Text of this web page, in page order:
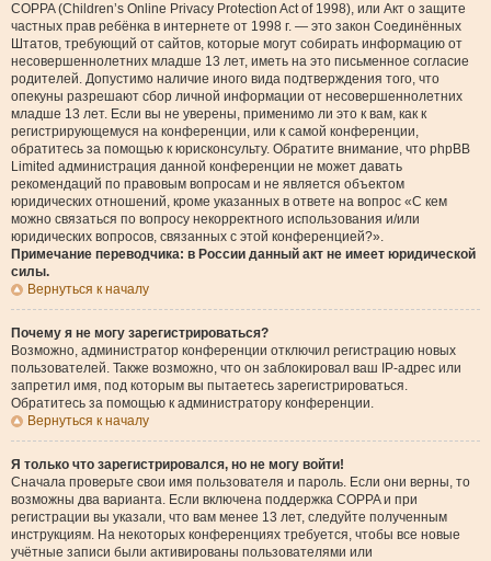
COPPA (Children’s Online Privacy Protection Act of 1998), или Акт о защите
частных прав ребёнка в интернете от 1998 г. — это закон Соединённых
Штатов, требующий от сайтов, которые могут собирать информацию от
несовершеннолетних младше 13 лет, иметь на это письменное согласие
родителей. Допустимо наличие иного вида подтверждения того, что
опекуны разрешают сбор личной информации от несовершеннолетних
младше 13 лет. Если вы не уверены, применимо ли это к вам, как к
регистрирующемуся на конференции, или к самой конференции,
обратитесь за помощью к юрисконсульту. Обратите внимание, что phpBB
Limited администрация данной конференции не может давать
рекомендаций по правовым вопросам и не является объектом
юридических отношений, кроме указанных в ответе на вопрос «С кем
можно связаться по вопросу некорректного использования и/или
юридических вопросов, связанных с этой конференцией?».
Примечание переводчика: в России данный акт не имеет юридической
силы.
Вернуться к началу
Почему я не могу зарегистрироваться?
Возможно, администратор конференции отключил регистрацию новых
пользователей. Также возможно, что он заблокировал ваш IP-адрес или
запретил имя, под которым вы пытаетесь зарегистрироваться.
Обратитесь за помощью к администратору конференции.
Вернуться к началу
Я только что зарегистрировался, но не могу войти!
Сначала проверьте свои имя пользователя и пароль. Если они верны, то
возможны два варианта. Если включена поддержка COPPA и при
регистрации вы указали, что вам менее 13 лет, следуйте полученным
инструкциям. На некоторых конференциях требуется, чтобы все новые
учётные записи были активированы пользователями или